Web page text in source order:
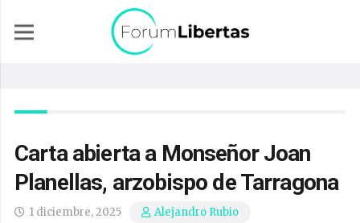
Carta abierta a Monseñor Joan
Planellas, arzobispo de Tarragona
1 diciembre, 2025
Alejandro Rubio